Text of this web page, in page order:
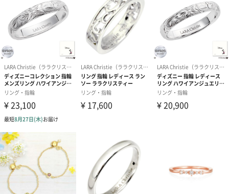
お届けボックスオプション
配送用のダンボールを装飾いたします。お相手のご住所に直接お
送りする際に人気のオプションです。お相手に直接手渡しする場
合は、紙袋との併用もおすすめです。
ダンボール装飾（ひま
わり）（720円）
ダンボール装飾（チュ
ーリップ）（720円）
イトピンク×